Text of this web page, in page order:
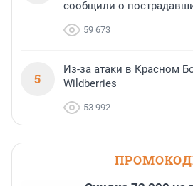
сообщили о
59 673
5
Из-за атаки в Красном
Wildberries
53 992